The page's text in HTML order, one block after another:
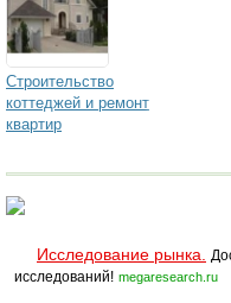
Строительство
коттеджей и ремонт
квартир
Исследование рынка.
исследований! megaresearch.ru